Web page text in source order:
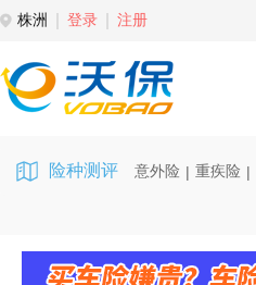
株洲 登录 注册
险种测评 意外险 | 重疾险 |